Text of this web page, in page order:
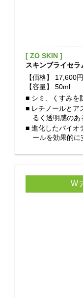
[ ZO SKIN ]
スキンブライセラ
【価格】
17,600
【容量】
50ml
■ シミ、くすみを
■ レチノールとア
るく透明感のあ
■ 進化したバイオ
ールを効果的に
W